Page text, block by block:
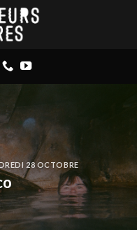
28 OCTOBRE